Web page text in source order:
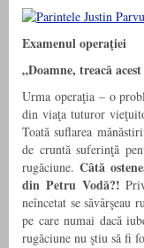
Examenul operaţiei
„Doamne, treacă
Urma operaţia – o
din viaţa tuturor
Toată suflarea
de cruntă suferinţă
rugăciune. Câtă
din Petru Vodă?!
neîncetat se săvârşeau
pe care numai dacă
rugăciune nu ştiu să fi